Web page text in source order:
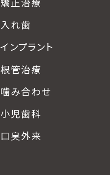
入れ歯
インプラント
根管治療
噛み合わせ
小児歯科
口臭外来